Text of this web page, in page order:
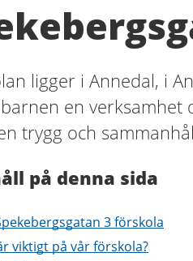
ligger i Annedal, i
en verksamhet
trygg och
på denna sida
3 förskola
viktigt på vår förskola?